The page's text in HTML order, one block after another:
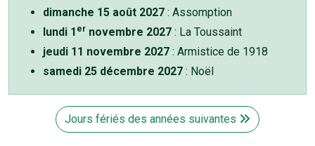
dimanche 15 août 2027 : Assomption
lundi 1 er novembre 2027 : La Toussaint
jeudi 11 novembre 2027 : Armistice de 1918
samedi 25 décembre 2027 : Noël
Jours fériés des années suivantes